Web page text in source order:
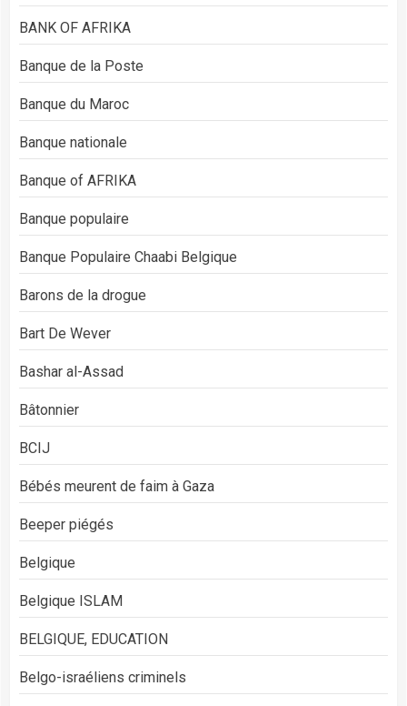
BANK OF AFRIKA
Banque de la Poste
Banque du Maroc
Banque nationale
Banque of AFRIKA
Banque populaire
Banque Populaire Chaabi Belgique
Barons de la drogue
Bart De Wever
Bashar al-Assad
Bâtonnier
BCIJ
Bébés meurent de faim à Gaza
Beeper piégés
Belgique
Belgique ISLAM
BELGIQUE, EDUCATION
Belgo-israéliens criminels